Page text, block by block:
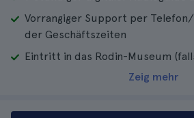
Vorrangiger Support per
der Geschäftszeiten
Eintritt in das Rodin-Museum
Zeig mehr